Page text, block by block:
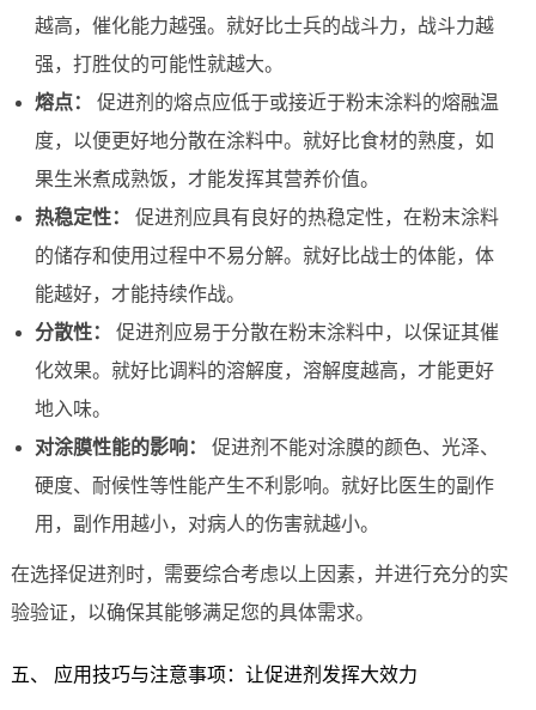
越高，催化能力越强。就好比士兵的战斗力，战斗力越
强，打胜仗的可能性就越大。
熔点：
促进剂的熔点应低于或接近于粉末涂料的熔融温
度，以便更好地分散在涂料中。就好比食材的熟度，如
果生米煮成熟饭，才能发挥其营养价值。
热稳定性：
促进剂应具有良好的热稳定性，在粉末涂料
的储存和使用过程中不易分解。就好比战士的体能，体
能越好，才能持续作战。
分散性：
促进剂应易于分散在粉末涂料中，以保证其催
化效果。就好比调料的溶解度，溶解度越高，才能更好
地入味。
对涂膜性能的影响：
促进剂不能对涂膜的颜色、光泽、
硬度、耐候性等性能产生不利影响。就好比医生的副作
用，副作用越小，对病人的伤害就越小。
在选择促进剂时，需要综合考虑以上因素，并进行充分的实
验验证，以确保其能够满足您的具体需求。
五、 应用技巧与注意事项：让促进剂发挥大效力